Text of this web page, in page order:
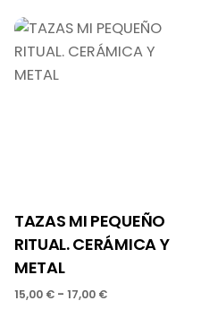
TAZAS MI PEQUEÑO
RITUAL. CERÁMICA Y
METAL
15,00 € - 17,00 €